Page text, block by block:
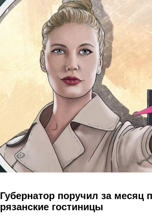
Перейти к основному содержанию
Губернатор поручил за месяц
рязанские гостиницы